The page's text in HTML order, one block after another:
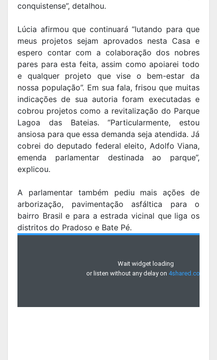
conquistense”, detalhou.
Lúcia afirmou que continuará “lutando para que
meus projetos sejam aprovados nesta Casa e
espero contar com a colaboração dos nobres
pares para esta feita, assim como apoiarei todo
e qualquer projeto que vise o bem-estar da
nossa população”. Em sua fala, frisou que muitas
indicações de sua autoria foram executadas e
cobrou projetos como a revitalização do Parque
Lagoa das Bateias. “Particularmente, estou
ansiosa para que essa demanda seja atendida. Já
cobrei do deputado federal eleito, Adolfo Viana,
emenda parlamentar destinada ao parque”,
explicou.
A parlamentar também pediu mais ações de
arborização, pavimentação asfáltica para o
bairro Brasil e para a estrada vicinal que liga os
distritos do Pradoso e Bate Pé.